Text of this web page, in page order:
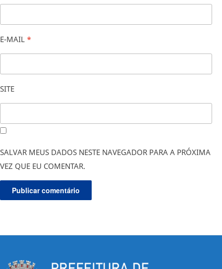
E-MAIL *
SITE
SALVAR MEUS DADOS NESTE NAVEGADOR PARA A PRÓXIMA
VEZ QUE EU COMENTAR.